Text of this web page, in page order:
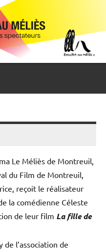
Le Méliès de Montreuil,
du Film de Montreuil,
reçoit le réalisateur
la comédienne Céleste
de leur film La fille de
l’association de